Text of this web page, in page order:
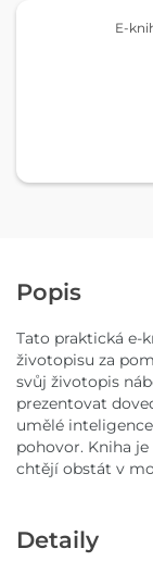
E-
Popis
Tato praktická e-
životopisu za
svůj životopis
prezentovat
umělé
pohovor. Kniha
chtějí obstát v
Detaily